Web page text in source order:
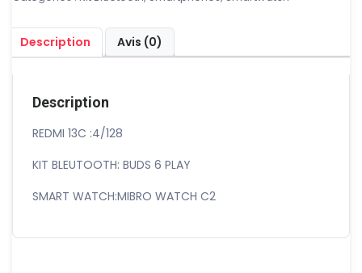
13C
Description Avis (0)
Description
REDMI 13C :4/128
KIT BLEUTOOTH: BUDS 6 PLAY
SMART WATCH:MIBRO WATCH C2